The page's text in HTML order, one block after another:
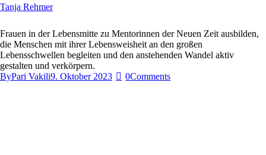
Tanja Rehmer
Frauen in der Lebensmitte zu Mentorinnen der Neuen Zeit ausbilden,
die Menschen mit ihrer Lebensweisheit an den großen
Lebensschwellen begleiten und den anstehenden Wandel aktiv
gestalten und verkörpern.
ByPari Vakili9. Oktober 2023 0Comments